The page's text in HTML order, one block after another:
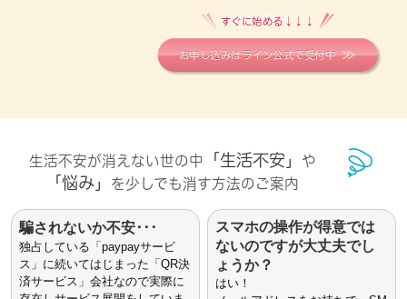
すぐに始める↓↓↓
お申し込みはライン公式で受付中
生活不安が消えない世の中 「生活不安」 や
「悩み」 を少しでも消す方法のご案内
騙されないか不安･･･
独占している「paypayサービ
ス」に続いてはじまった「QR決
済サービス」会社なので実際に
スマホの操作が得意では
ないのですが大丈夫でし
ょうか？
はい！